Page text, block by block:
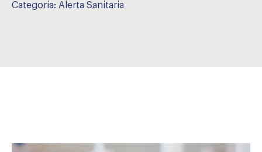
Categoria: Alerta Sanitaria